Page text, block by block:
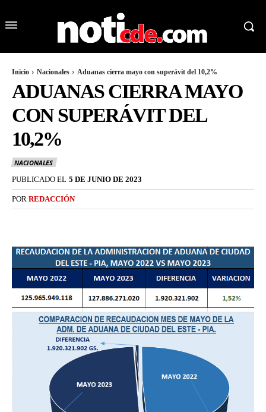
Inicio Nacionales Aduanas cierra mayo con superávit del 10,2%
ADUANAS CIERRA MAYO
CON SUPERÁVIT DEL
10,2%
NACIONALES
PUBLICADO EL 5 DE JUNIO DE 2023
POR REDACCIÓN